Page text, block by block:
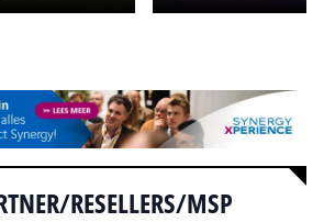
RESELLERS/MSP